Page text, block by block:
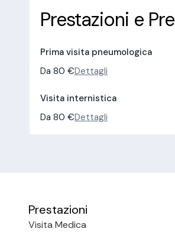
Prestazioni e
Prima visita pneumologica
Da 80 €Dettagli
Visita internistica
Da 80 €Dettagli
Prestazioni
Visita Medica